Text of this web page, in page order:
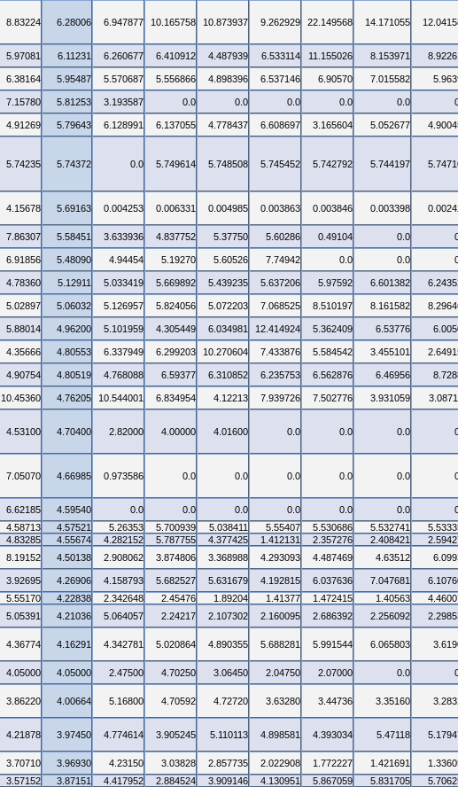
8.83224 6.28006 6.947877 10.165758 10.873937 9.262929 22.149568 14.171055
5.97081 6.11231 6.260677 6.410912 4.487939 6.533114 11.155026 8.153971
6.38164 5.95487 5.570687 5.556866 4.898396 6.537146 6.90570 7.015582
7.15780 5.81253 3.193587 0.0 0.0 0.0 0.0 0.0
4.91269 5.79643 6.128991 6.137055 4.778437 6.608697 3.165604 5.052677
5.74235 5.74372 0.0 5.749614 5.748508 5.745452 5.742792 5.744197
4.15678 5.69163 0.004253 0.006331 0.004985 0.003863 0.003846 0.003398
7.86307 5.58451 3.633936 4.837752 5.37750 5.60286 0.49104 0.0
6.91856 5.48090 4.94454 5.19270 5.60526 7.74942 0.0 0.0
4.78360 5.12911 5.033419 5.669892 5.439235 5.637206 5.97592 6.601382
5.02897 5.06032 5.126957 5.824056 5.072203 7.068525 8.510197 8.161582
5.88014 4.96200 5.101959 4.305449 6.034981 12.414924 5.362409 6.53776
4.35666 4.80553 6.337949 6.299203 10.270604 7.433876 5.584542 3.455101
4.90754 4.80519 4.768088 6.59377 6.310852 6.235753 6.562876 6.46956
10.45360 4.76205 10.544001 6.834954 4.12213 7.939726 7.502776 3.931059
4.53100 4.70400 2.82000 4.00000 4.01600 0.0 0.0 0.0
7.05070 4.66985 0.973586 0.0 0.0 0.0 0.0 0.0
6.62185 4.59540 0.0 0.0 0.0 0.0 0.0 0.0
4.58713 4.57521 5.26353 5.700939 5.038411 5.55407 5.530686 5.532741
4.83285 4.55674 4.282152 5.787755 4.377425 1.412131 2.357276 2.408421
8.19152 4.50138 2.908062 3.874806 3.368988 4.293093 4.487469 4.63512
3.92695 4.26906 4.158793 5.682527 5.631679 4.192815 6.037636 7.047681
5.55170 4.22838 2.342648 2.45476 1.89204 1.41377 1.472415 1.40563
5.05391 4.21036 5.064057 2.24217 2.107302 2.160095 2.686392 2.256092
4.36774 4.16291 4.342781 5.020864 4.890355 5.688281 5.991544 6.065803
4.05000 4.05000 2.47500 4.70250 3.06450 2.04750 2.07000 0.0
3.86220 4.00664 5.16800 4.70592 4.72720 3.63280 3.44736 3.35160
4.21878 3.97450 4.774614 3.905245 5.110113 4.898581 4.393034 5.47118
3.70710 3.96930 4.23150 3.03828 2.857735 2.022908 1.772227 1.421691
3.57152 3.87151 4.417952 2.884524 3.909146 4.130951 5.867059 5.831705